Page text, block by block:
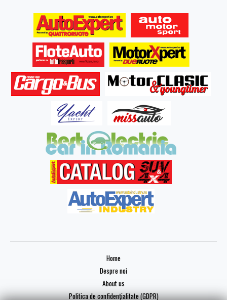
Home
Despre noi
About us
Politica de confidențialitate (GDPR)